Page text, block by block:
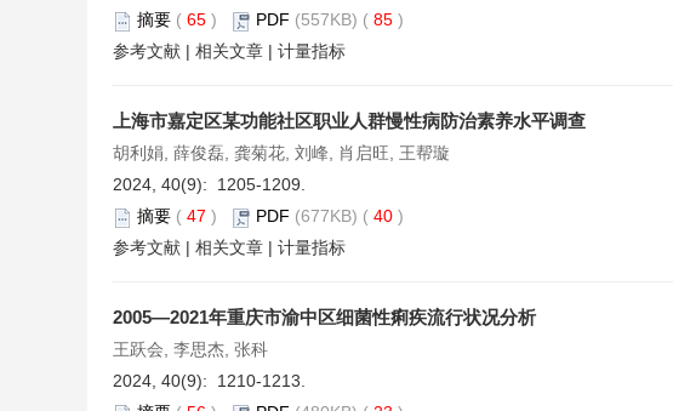
摘要 ( 65 ) PDF (557KB) ( 85 )
参考文献 | 相关文章 | 计量指标
上海市嘉定区某功能社区职业人群慢性病防治素养水平调查
胡利娟, 薛俊磊, 龚菊花, 刘峰, 肖启旺, 王帮璇
2024, 40(9): 1205-1209.
摘要 ( 47 ) PDF (677KB) ( 40 )
参考文献 | 相关文章 | 计量指标
2005—2021年重庆市渝中区细菌性痢疾流行状况分析
王跃会, 李思杰, 张科
2024, 40(9): 1210-1213.